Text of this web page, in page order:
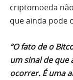
criptomoeda
que ainda pode
“O fato de o
um sinal de que
ocorrer. É uma